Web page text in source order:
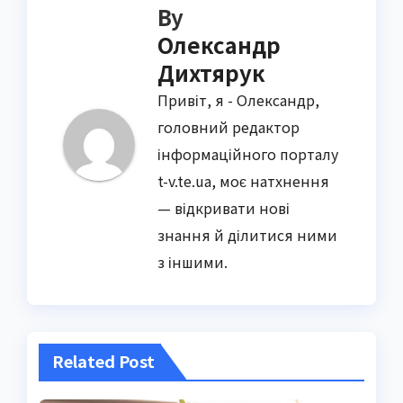
By
Олександр
Дихтярук
Привіт, я - Олександр,
головний редактор
інформаційного порталу
t-v.te.ua, моє натхнення
— відкривати нові
знання й ділитися ними
з іншими.
Related Post